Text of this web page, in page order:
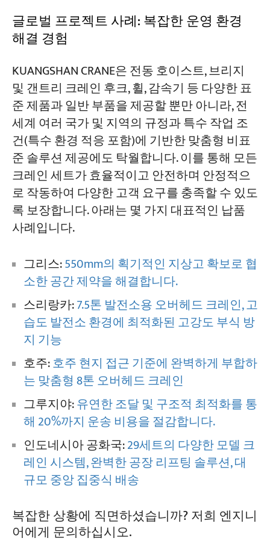
글로벌 프로젝트 사례: 복잡한 운영 환경
해결 경험
KUANGSHAN CRANE은 전동 호이스트, 브리지
및 갠트리 크레인 후크, 휠, 감속기 등 다양한 표
준 제품과 일반 부품을 제공할 뿐만 아니라, 전
세계 여러 국가 및 지역의 규정과 특수 작업 조
건(특수 환경 적응 포함)에 기반한 맞춤형 비표
준 솔루션 제공에도 탁월합니다. 이를 통해 모든
크레인 세트가 효율적이고 안전하며 안정적으
로 작동하여 다양한 고객 요구를 충족할 수 있도
록 보장합니다. 아래는 몇 가지 대표적인 납품
사례입니다.
그리스:550mm의 획기적인 지상고 확보로 협
소한 공간 제약을 해결합니다.
스리랑카:7.5톤 발전소용 오버헤드 크레인, 고
습도 발전소 환경에 최적화된 고강도 부식 방
지 기능
호주:호주 현지 접근 기준에 완벽하게 부합하
는 맞춤형 8톤 오버헤드 크레인
그루지야:유연한 조달 및 구조적 최적화를 통
해 20%까지 운송 비용을 절감합니다.
인도네시아 공화국:29세트의 다양한 모델 크
레인 시스템, 완벽한 공장 리프팅 솔루션, 대
규모 중앙 집중식 배송
복잡한 상황에 직면하셨습니까? 저희 엔지니
어에게 문의하십시오.